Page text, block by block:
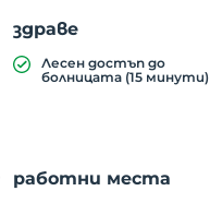
здраве
Лесен достъп до
болницата (15 минути)
работни места